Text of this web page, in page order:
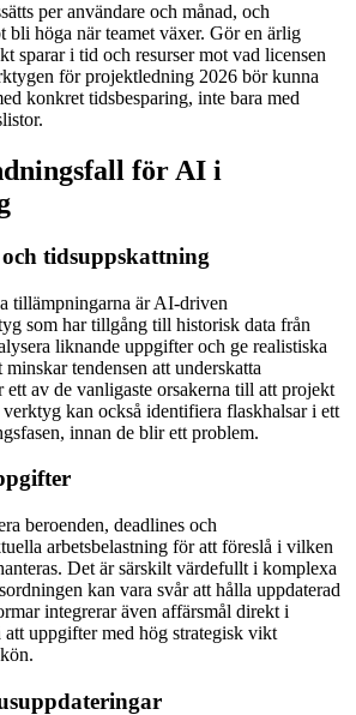
per användare och månad, och
bli höga när teamet växer. Gör en ärlig
sparar i tid och resurser mot vad licensen
för projektledning 2026 bör kunna
konkret tidsbesparing, inte bara med
för AI i
tidsuppskattning
tillämpningarna är AI-driven
som har tillgång till historisk data från
liknande uppgifter och ge realistiska
tendensen att underskatta
ett av de vanligaste orsakerna till att projekt
kan också identifiera flaskhalsar i ett
innan de blir ett problem.
beroenden, deadlines och
arbetsbelastning för att föreslå i vilken
Det är särskilt värdefullt i komplexa
kan vara svår att hålla uppdaterad
integrerar även affärsmål direkt i
uppgifter med hög strategisk vikt